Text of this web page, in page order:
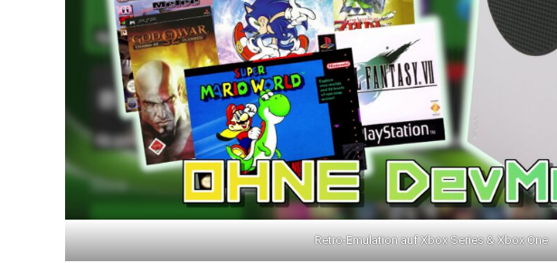
Retro-Emulation auf Xbox Series & Xbox One